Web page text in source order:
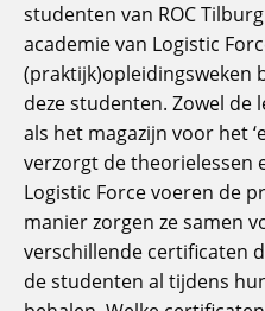
studenten van ROC
academie van Logistic
(praktijk)opleidingsweken
deze studenten. Zowel de
als het magazijn voor het
verzorgt de theorielessen
Logistic Force voeren de
manier zorgen ze samen
verschillende certificaten
de studenten al tijdens